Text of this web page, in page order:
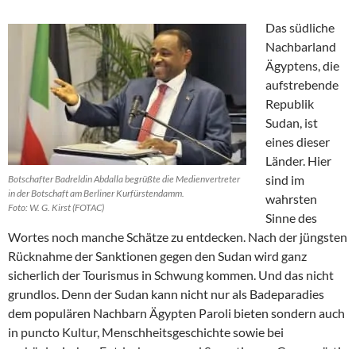
Botschafter Badreldin Abdalla begrüßte die Medienvertreter
in der Botschaft am Berliner Kurfürstendamm.
Foto: W. G. Kirst (FOTAC)
Das südliche
Nachbarland
Ägyptens, die
aufstrebende
Republik
Sudan, ist
eines dieser
Länder. Hier
sind im
wahrsten
Sinne des
Wortes noch manche Schätze zu entdecken. Nach der jüngsten
Rücknahme der Sanktionen gegen den Sudan wird ganz
sicherlich der Tourismus in Schwung kommen. Und das nicht
grundlos. Denn der Sudan kann nicht nur als Badeparadies
dem populären Nachbarn Ägypten Paroli bieten sondern auch
in puncto Kultur, Menschheitsgeschichte sowie bei